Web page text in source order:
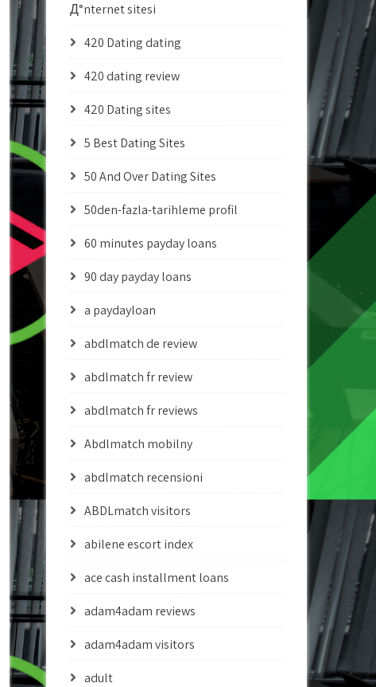
Д°nternet sitesi
420 Dating dating
420 dating review
420 Dating sites
5 Best Dating Sites
50 And Over Dating Sites
50den-fazla-tarihleme profil
60 minutes payday loans
90 day payday loans
a paydayloan
abdlmatch de review
abdlmatch fr review
abdlmatch fr reviews
Abdlmatch mobilny
abdlmatch recensioni
ABDLmatch visitors
abilene escort index
ace cash installment loans
adam4adam reviews
adam4adam visitors
adult